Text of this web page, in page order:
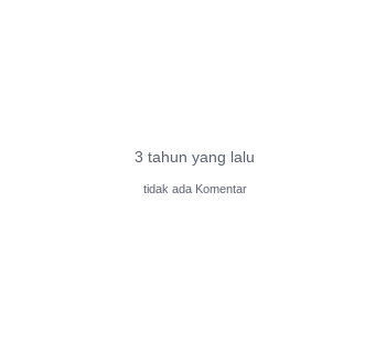
3 tahun yang lalu
tidak ada Komentar